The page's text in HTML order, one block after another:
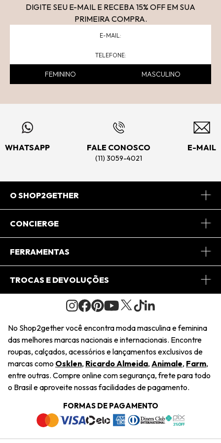
DIGITE SEU E-MAIL E RECEBA 15% OFF EM SUA
PRIMEIRA COMPRA.
FEMININO MASCULINO
WHATSAPP FALE CONOSCO
(11) 3059-4021
E-MAIL
O SHOP2GETHER
Sobre Nós
Journal
Saiu na Mídia
Sustentabilidade
Navegando
Termos e Condições
Trabalhe Conosco
CONCIERGE
Central de Relacionamento
Regulamento e Promoções
FERRAMENTAS
Minha Conta
Pedido de Presente
Wishlist
TROCAS E DEVOLUÇÕES
Condições Gerais
Troca Fácil
Restituição de Pagamento
Dúvidas Frequentes
Termos e Condições
Política de Privacidade
No Shop2gether você encontra moda masculina e feminina
das melhores marcas nacionais e internacionais. Encontre
roupas, calçados, acessórios e lançamentos exclusivos de
marcas como Osklen, Ricardo Almeida, Animale, Farm,
entre outras. Compre online com segurança, frete para todo
o Brasil e aproveite nossas facilidades de pagamento.
FORMAS DE PAGAMENTO